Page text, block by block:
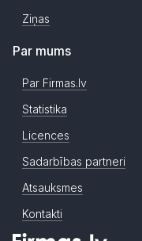
Ziņas
Par mums
Par Firmas.lv
Statistika
Licences
Sadarbības partneri
Atsauksmes
Kontakti